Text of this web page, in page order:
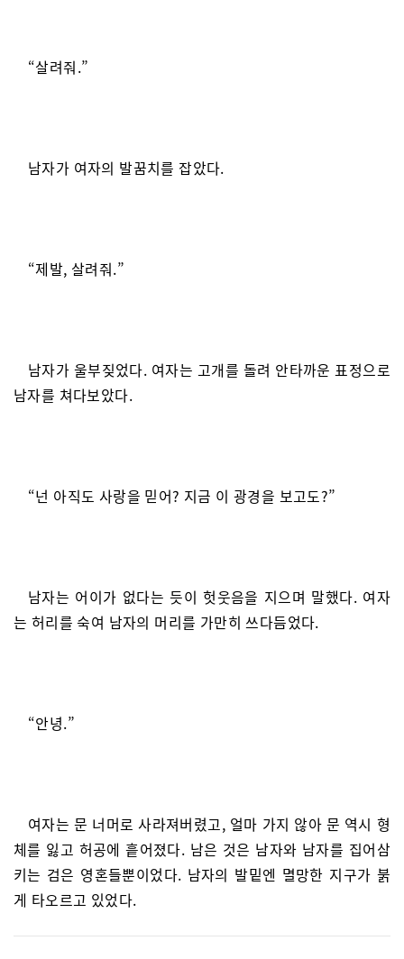
“살려줘.”
남자가 여자의 발꿈치를 잡았다.
“제발, 살려줘.”
남자가 울부짖었다. 여자는 고개를 돌려 안타까운 표정으로
남자를 쳐다보았다.
“넌 아직도 사랑을 믿어? 지금 이 광경을 보고도?”
남자는 어이가 없다는 듯이 헛웃음을 지으며 말했다. 여자
는 허리를 숙여 남자의 머리를 가만히 쓰다듬었다.
“안녕.”
여자는 문 너머로 사라져버렸고, 얼마 가지 않아 문 역시 형
체를 잃고 허공에 흩어졌다. 남은 것은 남자와 남자를 집어삼
키는 검은 영혼들뿐이었다. 남자의 발밑엔 멸망한 지구가 붉
게 타오르고 있었다.